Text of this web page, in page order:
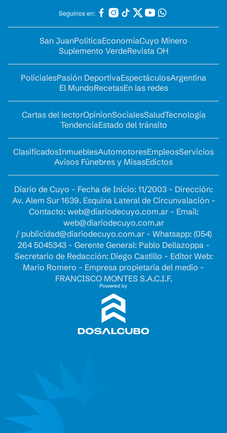
Seguinos en:
San JuanPolíticaEconomíaCuyo Minero
Suplemento VerdeRevista OH
PolicialesPasión DeportivaEspectáculosArgentina
El MundoRecetasEn las redes
Cartas del lectorOpinionSocialesSaludTecnología
TendenciaEstado del tránsito
ClasificadosInmueblesAutomotoresEmpleosServicios
Avisos Fúnebres y MisasEdictos
Diario de Cuyo - Fecha de Inicio: 11/2003 - Dirección:
Av. Alem Sur 1639. Esquina Lateral de Circunvalación -
Contacto: web@diariodecuyo.com.ar- Email:
web@diariodecuyo.com.ar
/ publicidad@diariodecuyo.com.ar- Whatsapp: (054)
264 5045343 - Gerente General: Pablo Dellazoppa -
Secretario de Redacción: Diego Castillo - Editor Web:
Mario Romero - Empresa propietaria del medio -
FRANCISCO MONTES S.A.C.I.F.